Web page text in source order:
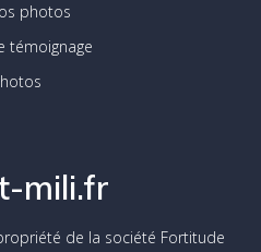
photos
témoignage
mili.fr
de la société Fortitude